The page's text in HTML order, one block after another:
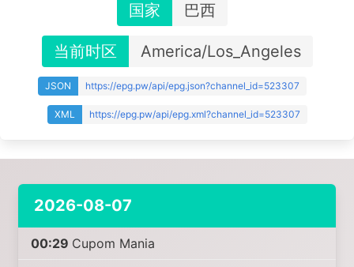
国家 巴西
当前时区 America/Los_Angeles
JSON https://epg.pw/api/epg.json?channel_id=523307
XML https://epg.pw/api/epg.xml?channel_id=523307
2026-08-07
00:29 Cupom Mania